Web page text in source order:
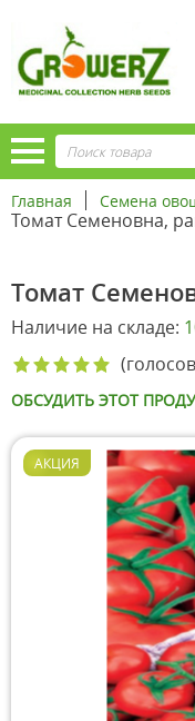
Главная Семена
Томат Семеновна,
Томат
Наличие на складе:
ОБСУДИТЬ ЭТОТ
АКЦИЯ